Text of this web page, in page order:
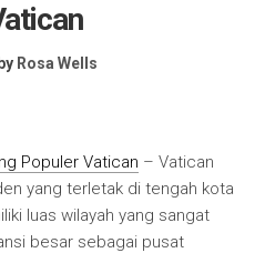
by Rosa Wells
Populer Vatican – Vatican
yang terletak di tengah kota
luas wilayah yang sangat
besar sebagai pusat